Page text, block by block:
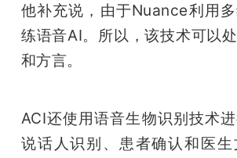
他补充说，由于Nuance利用
练语音AI。所以，该技术可以
和方言。
ACI还使用语音生物识别技术进
说话人识别、患者确认和医